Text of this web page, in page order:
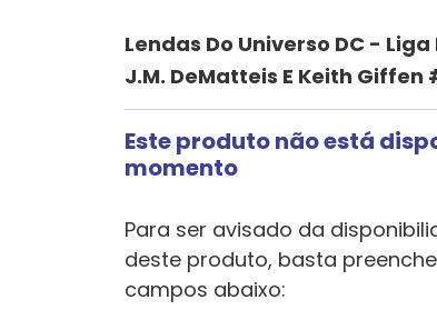
Lendas Do Universo DC -
J.M. DeMatteis E Keith Giffen
Este produto não está
momento
Para ser avisado da
deste produto, basta
campos abaixo: